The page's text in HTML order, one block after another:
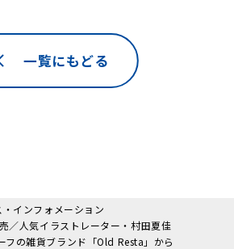
一覧にもどる
インフォメーション
／人気イラストレーター・村田夏佳
フの雑貨ブランド「Old Resta」から